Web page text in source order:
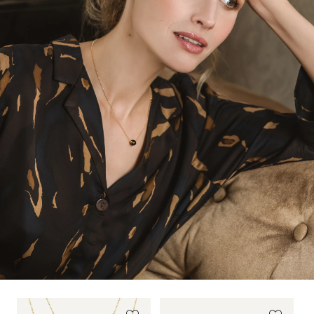
rekomendacijomis, kurias rasite
čia.
Muitų ir kiti mokesčiai
Visose ne Europos sąjungos šalyse gavėjui gali reikėti
susimokėti papildomus muito ar kitus toje valstybėje
taikomus mokesčius, gavus siuntą. Kiekvienoje šalyje
numatytus vartojimo mokesčius sumoka prekės gavėjas.
Norint sužinoti platesnę informaciją apie muito
mokesčius, pirkėjas turi kreiptis į savo šalies muitinę.
Daugiau informacijos apie pristatymo sąlygas rasite
Siuntimas